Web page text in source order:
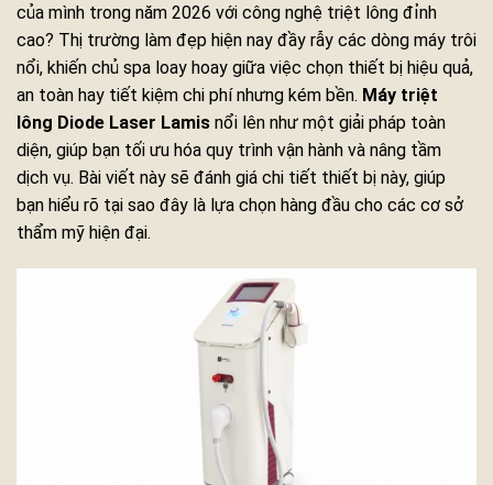
của mình trong năm 2026 với công nghệ triệt lông đỉnh
cao? Thị trường làm đẹp hiện nay đầy rẫy các dòng máy trôi
nổi, khiến chủ spa loay hoay giữa việc chọn thiết bị hiệu quả,
an toàn hay tiết kiệm chi phí nhưng kém bền. Máy triệt
lông Diode Laser Lamis nổi lên như một giải pháp toàn
diện, giúp bạn tối ưu hóa quy trình vận hành và nâng tầm
dịch vụ. Bài viết này sẽ đánh giá chi tiết thiết bị này, giúp
bạn hiểu rõ tại sao đây là lựa chọn hàng đầu cho các cơ sở
thẩm mỹ hiện đại.